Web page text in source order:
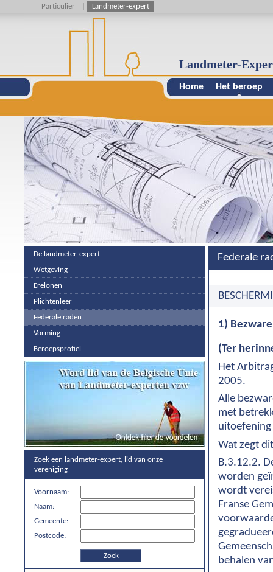
Landmeter-
Home Het beroep
De landmeter-expert
Wetgeving
Erelonen
Plichtenleer
Federale raden
Vorming
Beroepsprofiel
Zoek een landmeter-expert, lid van onze
vereniging
Voornaam:
Naam:
Gemeente:
Postcode:
Zoek
Federale
1)
(Ter
Het
2005.
Alle
met
Wat zegt
B.3.12.2.
worden
wordt
Franse
behalen
Particulier Landmeter-expert